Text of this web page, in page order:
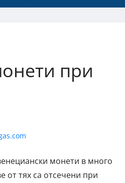
при
монети в много
от тях са отсечени при